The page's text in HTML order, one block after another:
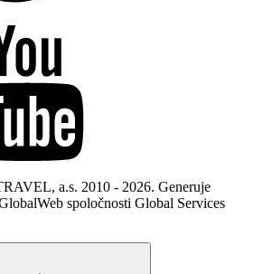
a.s. 2010 - 2026. Generuje
spoločnosti Global Services